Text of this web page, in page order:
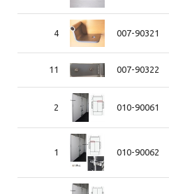
4 007-90321
11 007-90322
2 010-90061
1 010-90062